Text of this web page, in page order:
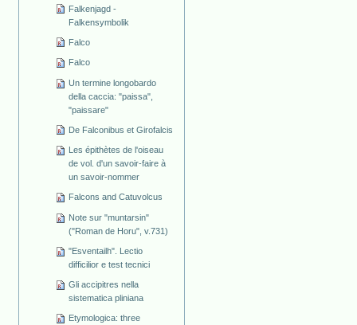
Falkenjagd -
Falkensymbolik
Falco
Falco
Un termine longobardo
della caccia: "paissa",
"paissare"
De Falconibus et Girofalcis
Les épithètes de l'oiseau
de vol. d'un savoir-faire à
un savoir-nommer
Falcons and Catuvolcus
Note sur "muntarsin"
("Roman de Horu", v.731)
"Esventailh". Lectio
difficilior e test tecnici
Gli accipitres nella
sistematica pliniana
Etymologica: three